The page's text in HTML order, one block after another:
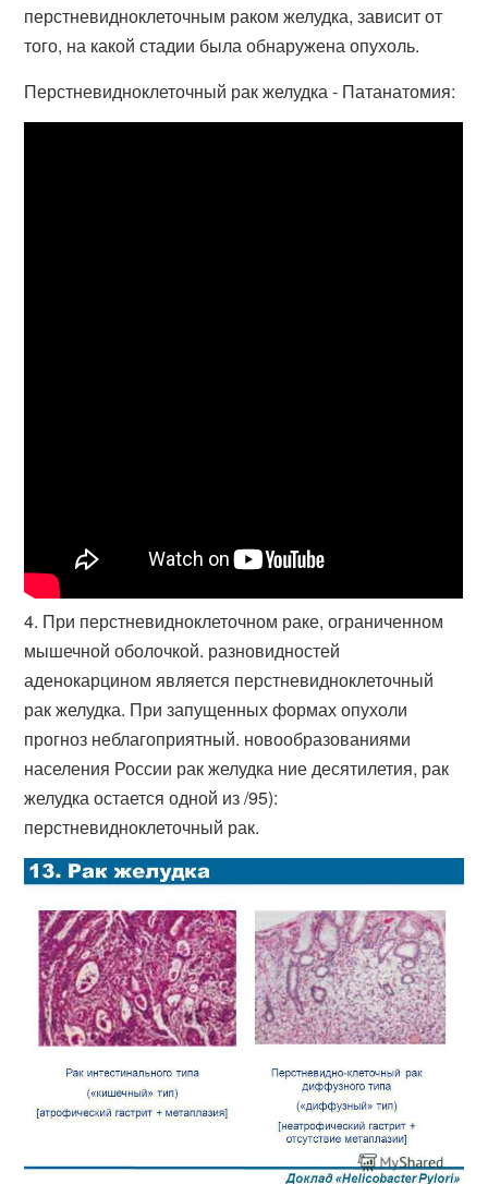
перстневидноклеточным раком желудка, зависит от
того, на какой стадии была обнаружена опухоль.
Перстневидноклеточный рак желудка - Патанатомия:
4. При перстневидноклеточном раке, ограниченном
мышечной оболочкой. разновидностей
аденокарцином является перстневидноклеточный
рак желудка. При запущенных формах опухоли
прогноз неблагоприятный. новообразованиями
населения России рак желудка ние десятилетия, рак
желудка остается одной из /95):
перстневидноклеточный рак.